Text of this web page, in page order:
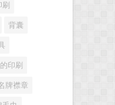
背囊
印刷
牌襟章